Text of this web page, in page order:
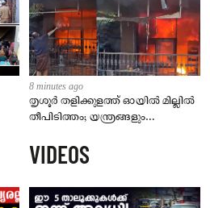
8 minutes ago
തൃശൂർ തളിക്കുളത്ത് ഓയിൽ മില്ലിൽ
തീപിടിത്തം; യന്ത്രങ്ങളും
കത്തിനശിച്ചു
VIDEOS